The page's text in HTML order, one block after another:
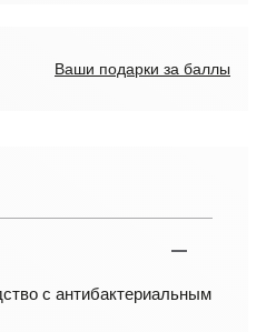
Ваши подарки за баллы
с антибактериальным